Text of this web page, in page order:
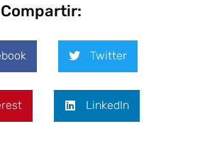
Compartir:
Twitter
LinkedIn